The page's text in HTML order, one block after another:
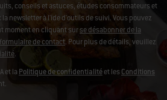
conseils et astuces, études consommateurs et
newsletter à l'ide d'outils de suivi.Vous pouvez
moment en cliquant surse désabonner de la
formulaire de contact. Pour plus de détails, veuillez
.
et la Politique de confidentialitéet lesConditions